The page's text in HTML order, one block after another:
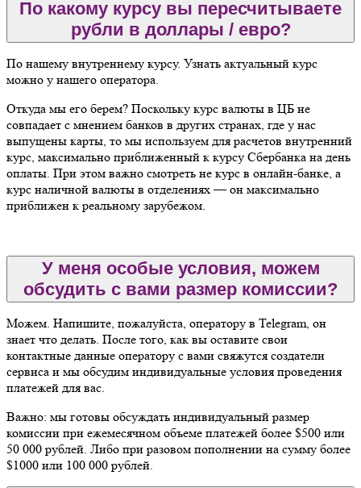
По какому курсу вы пересчитываете
рубли в доллары / евро?
По нашему внутреннему курсу. Узнать актуальный курс
можно у нашего оператора.
Откуда мы его берем? Поскольку курс валюты в ЦБ не
совпадает с мнением банков в других странах, где у нас
выпущены карты, то мы используем для расчетов внутренний
курс, максимально приближенный к курсу Сбербанка на день
оплаты. При этом важно смотреть не курс в онлайн-банке, а
курс наличной валюты в отделениях — он максимально
приближен к реальному зарубежом.
У меня особые условия, можем
обсудить с вами размер комиссии?
Можем. Напишите, пожалуйста, оператору в Telegram, он
знает что делать. После того, как вы оставите свои
контактные данные оператору с вами свяжутся создатели
сервиса и мы обсудим индивидуальные условия проведения
платежей для вас.
Важно: мы готовы обсуждать индивидуальный размер
комиссии при ежемесячном объеме платежей более $500 или
50 000 рублей. Либо при разовом пополнении на сумму более
$1000 или 100 000 рублей.